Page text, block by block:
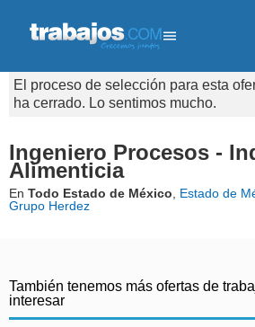
El proceso de selección para esta
ha cerrado. Lo sentimos mucho.
Ingeniero Procesos -
Alimenticia
En Todo Estado de México Estado de
Grupo Herdez
También tenemos más ofertas de
interesar